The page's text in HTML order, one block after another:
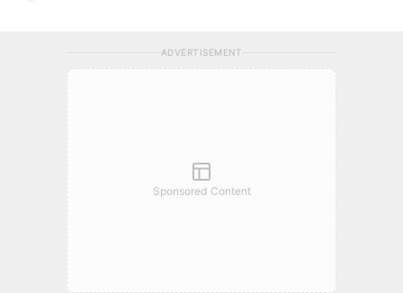
ADVERTISEMENT
Sponsored Content